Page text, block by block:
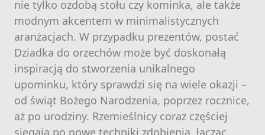
nie tylko ozdobą stołu czy kominka, ale także
modnym akcentem w minimalistycznych
aranżacjach. W przypadku prezentów, postać
Dziadka do orzechów może być doskonałą
inspiracją do stworzenia unikalnego
upominku, który sprawdzi się na wiele okazji –
od świąt Bożego Narodzenia, poprzez rocznice,
aż po urodziny. Rzemieślnicy coraz częściej
sięgają po nowe techniki zdobienia, łącząc